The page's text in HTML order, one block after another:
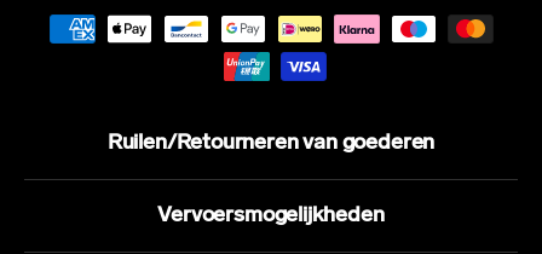
Ruilen/Retourneren van goederen
Vervoersmogelijkheden